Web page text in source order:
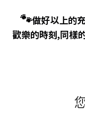
🐾做好以上的
歡樂的時刻,同樣